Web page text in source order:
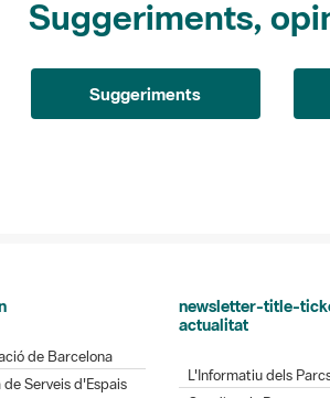
Suggeriments
Serveis d'Espais
actualitat
Gaudim als Parcs